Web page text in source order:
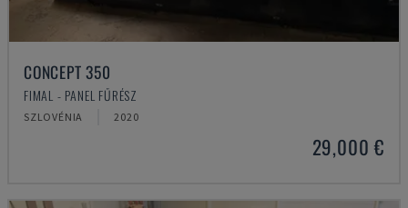
CONCEPT 350
FIMAL - PANEL FŰRÉSZ
SZLOVÉNIA 2020
29,000 €